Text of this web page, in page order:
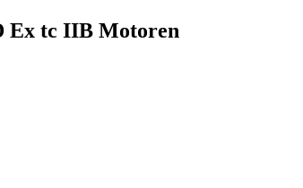
Ex tc IIB Motoren